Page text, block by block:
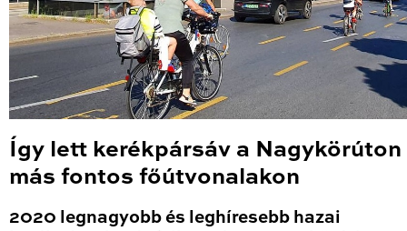
Így lett kerékpársáv a Nagykörúton
más fontos főútvonalakon
2020 legnagyobb és leghíresebb hazai